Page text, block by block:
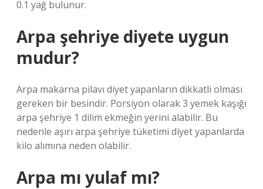
0.1 yağ bulunur.
Arpa şehriye diyete uygun
mudur?
Arpa makarna pilavı diyet yapanların dikkatli olması
gereken bir besindir. Porsiyon olarak 3 yemek kaşığı
arpa şehriye 1 dilim ekmeğin yerini alabilir. Bu
nedenle aşırı arpa şehriye tüketimi diyet yapanlarda
kilo alımına neden olabilir.
Arpa mı yulaf mı?